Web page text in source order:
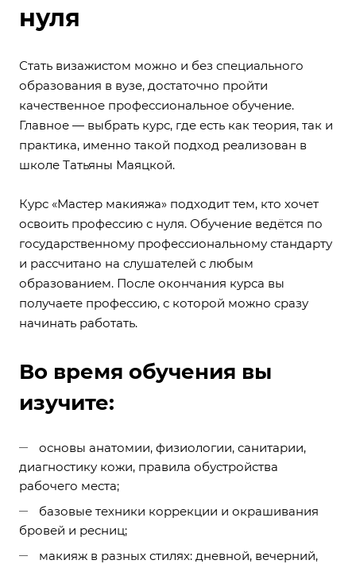
нуля
Стать визажистом можно и без специального
образования в вузе, достаточно пройти
качественное профессиональное обучение.
Главное — выбрать курс, где есть как теория, так и
практика, именно такой подход реализован в
школе Татьяны Маяцкой.
Курс «Мастер макияжа» подходит тем, кто хочет
освоить профессию с нуля. Обучение ведётся по
государственному профессиональному стандарту
и рассчитано на слушателей с любым
образованием. После окончания курса вы
получаете профессию, с которой можно сразу
начинать работать.
Во время обучения вы
изучите:
основы анатомии, физиологии, санитарии,
диагностику кожи, правила обустройства
рабочего места;
базовые техники коррекции и окрашивания
бровей и ресниц;
макияж в разных стилях: дневной, вечерний,